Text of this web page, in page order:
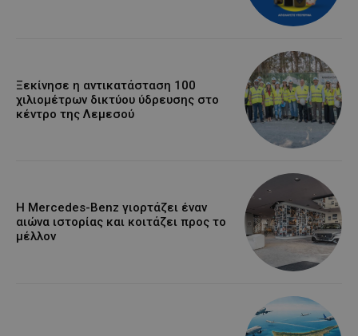
Ξεκίνησε η αντικατάσταση 100
χιλιομέτρων δικτύου ύδρευσης στο
κέντρο της Λεμεσού
Η Mercedes-Benz γιορτάζει έναν
αιώνα ιστορίας και κοιτάζει προς το
μέλλον